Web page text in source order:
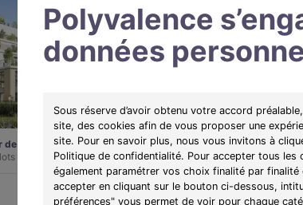
Polyvalence
données
Sous réserve d’avoir obtenu votre accord
site, des cookies afin de vous proposer une
site. Pour en savoir plus, nous vous invitons à
Politique de confidentialité. Pour accepter tous
également paramétrer vos choix finalité par
accepter en cliquant sur le bouton ci-dessous,
préférences" vous permet de voir pour chaque
de 200 750 €
disponibles